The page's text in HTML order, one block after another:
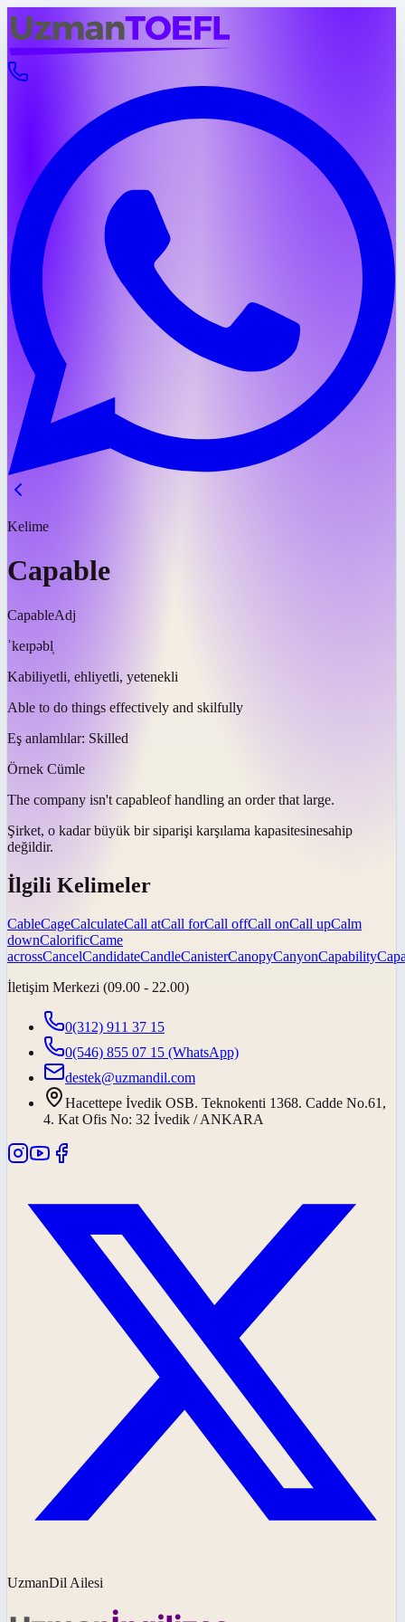
Kelime
Capable
CapableAdj
ˈkeɪpəbl̩
Kabiliyetli, ehliyetli, yetenekli
Able to do things effectively and skilfully
Eş anlamlılar: Skilled
Örnek Cümle
The company isn't capableof handling an order that large.
Şirket, o kadar büyük bir siparişi karşılama kapasitesinesahip
değildir.
İlgili Kelimeler
CableCageCalculateCall atCall forCall offCall onCall upCalm
downCalorificCame
acrossCancelCandidateCandleCanisterCanopyCanyonCapability
İletişim Merkezi (09.00 - 22.00)
0(312) 911 37 15
0(546) 855 07 15 (WhatsApp)
destek@uzmandil.com
Hacettepe İvedik OSB. Teknokenti 1368. Cadde No.61,
4. Kat Ofis No: 32 İvedik / ANKARA
UzmanDil Ailesi